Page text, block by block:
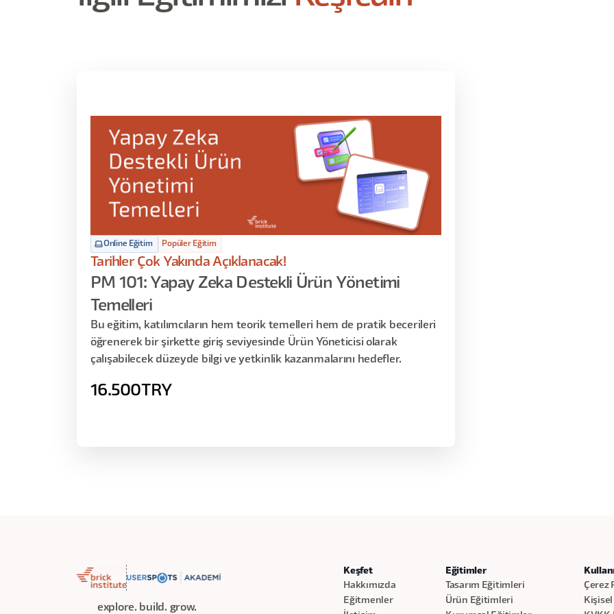
etiketleme) Claude ajanlarına devretmesi gibi farklı Builder PM örnekleri eklenebilir. Bunların yanında,
etmenin disiplini).
Online Eğitim Popüler Eğitim
Tarihler Çok Yakında Açıklanacak!
PM 101: Yapay Zeka Destekli Ürün Yönetimi
Temelleri
Bu eğitim, katılımcıların hem teorik temelleri hem de pratik becerileri
öğrenerek bir şirkette giriş seviyesinde Ürün Yöneticisi olarak
çalışabilecek düzeyde bilgi ve yetkinlik kazanmalarını hedefler.
16.500 TRY
explore. build. grow.
Keşfet
Hakkımızda
Eğitmenler
Eğitimler
Tasarım Eğitimleri
Ürün Eğitimleri
Çerez